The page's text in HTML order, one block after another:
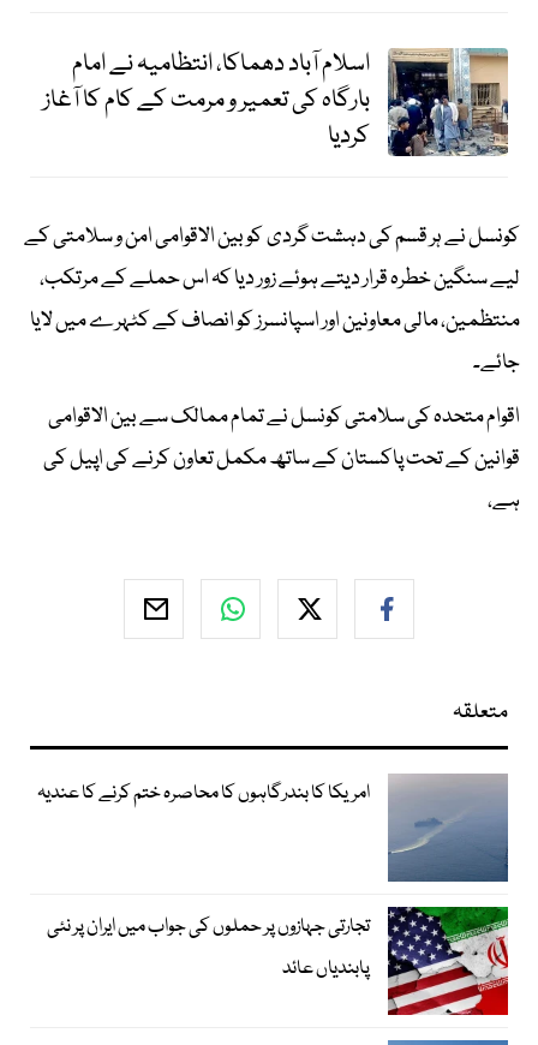
اسلام آباد دھماکا، انتظامیہ نے امام
بارگاہ کی تعمیر و مرمت کے کام کا آغاز
کردیا
کونسل نے ہر قسم کی دہشت گردی کو بین الاقوامی امن و سلامتی کے
لیے سنگین خطرہ قرار دیتے ہوئے زور دیا کہ اس حملے کے مرتکب،
منتظمین، مالی معاونین اور اسپانسرز کو انصاف کے کٹہرے میں لایا
جائے۔
اقوام متحدہ کی سلامتی کونسل نے تمام ممالک سے بین الاقوامی
قوانین کے تحت پاکستان کے ساتھ مکمل تعاون کرنے کی اپیل کی
ہے،
متعلقہ
امریکا کا بندرگاہوں کا محاصرہ ختم کرنے کا عندیہ
تجارتی جہازوں پر حملوں کی جواب میں ایران پر نئی
پابندیاں عائد